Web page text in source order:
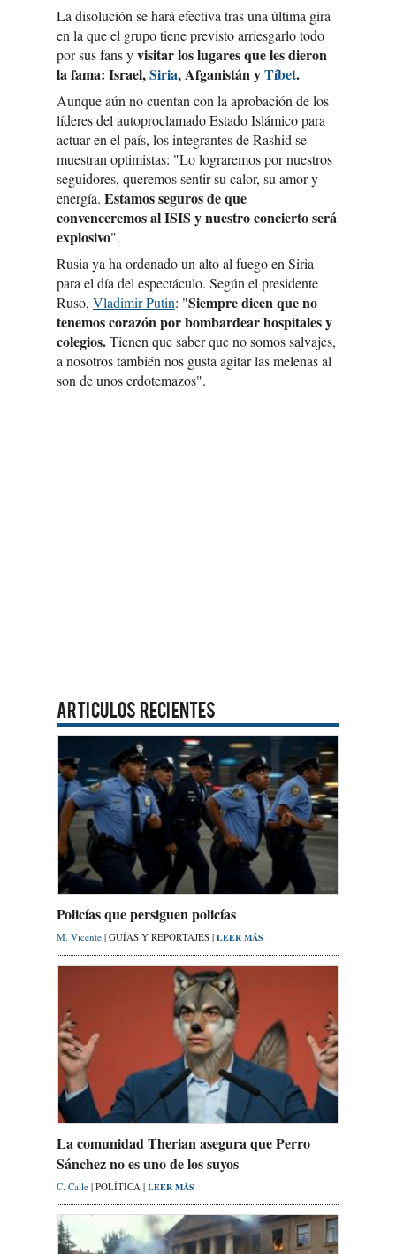
La disolución se hará efectiva tras una última gira
en la que el grupo tiene previsto arriesgarlo todo
por sus fans yvisitar los lugares que les dieron
la fama: Israel,Siria, Afganistán yTíbet.
Aunque aún no cuentan con la aprobación de los
líderes del autoproclamado Estado Islámico para
actuar en el país, los integrantes de Rashid se
muestran optimistas: "Lo lograremos por nuestros
seguidores, queremos sentir su calor, su amor y
energía. Estamos seguros de que
convenceremos al ISIS y nuestro concierto será
explosivo".
Rusia ya ha ordenado un alto al fuego en Siria
para el día del espectáculo. Según el presidente
Ruso, Vladimir Putin: "Siempre dicen que no
tenemos corazón por bombardear hospitales y
colegios.Tienen que saber que no somos salvajes,
a nosotros también nos gusta agitar las melenas al
son de unos erdotemazos".
ARTICULOS RECIENTES
Policías que persiguen policías
M. Vicente | GUÍAS Y REPORTAJES | LEER MÁS
La comunidad Therian asegura que Perro
Sánchez no es uno de los suyos
C. Calle | POLÍTICA | LEER MÁS